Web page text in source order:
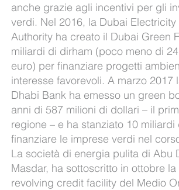
anche grazie agli incentivi per gli
verdi. Nel 2016, la Dubai Electricity
Authority ha creato il Dubai Green
miliardi di dirham (poco meno di
euro) per finanziare progetti
interesse favorevoli. A marzo 2017
Dhabi Bank ha emesso un green
anni di 587 milioni di dollari – il
regione – e ha stanziato 10
finanziare le imprese verdi nel
La società di energia pulita di Abu
Masdar, ha sottoscritto in ottobre
revolving credit facility del Medio